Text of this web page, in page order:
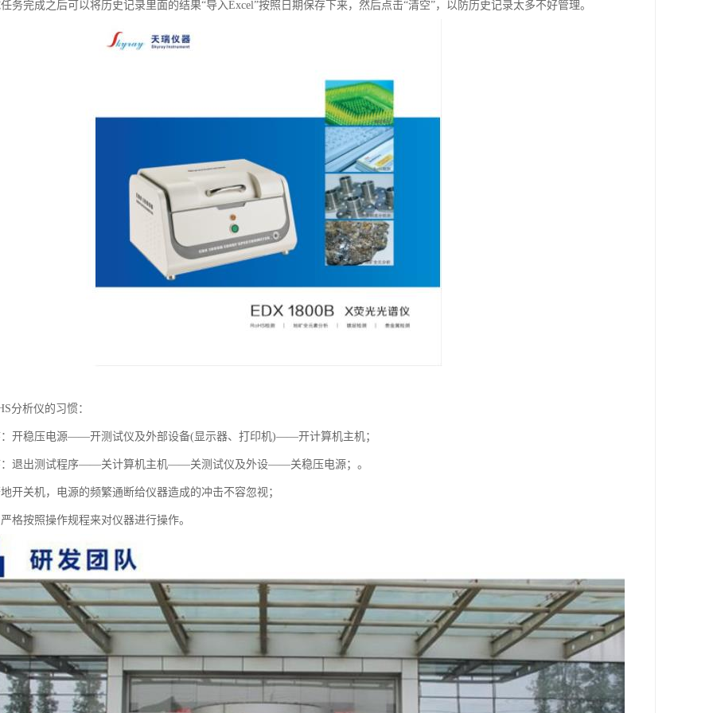
务完成之后可以将历史记录里面的结果“导入Excel”按照日期保存下来，然后点击“清空”，以防历史记录太多不好管理。
分析仪的习惯：
：开稳压电源——开测试仪及外部设备(显示器、打印机)——开计算机主机；
：退出测试程序——关计算机主机——关测试仪及外设——关稳压电源；。
开关机，电源的频繁通断给仪器造成的冲击不容忽视；
格按照操作规程来对仪器进行操作。